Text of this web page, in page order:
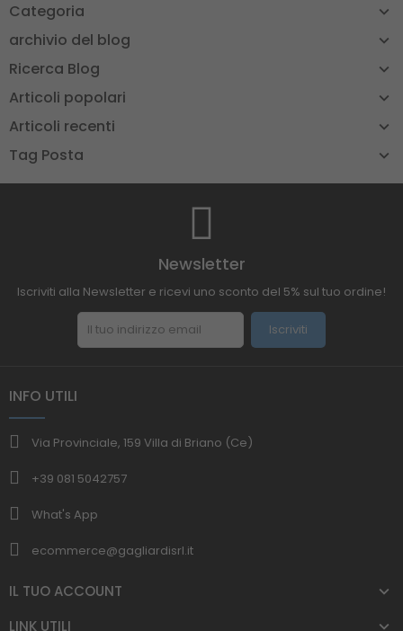
Categoria
archivio del blog
Ricerca Blog
Articoli popolari
Articoli recenti
Tag Posta
Newsletter
Iscriviti alla Newsletter e ricevi uno sconto del 5% sul tuo ordine!
Iscriviti
INFO UTILI
Via Provinciale, 159 Villa di Briano (Ce)
+39 081 5042757
What's App
ecommerce@gagliardisrl.it
IL TUO ACCOUNT
LINK UTILI